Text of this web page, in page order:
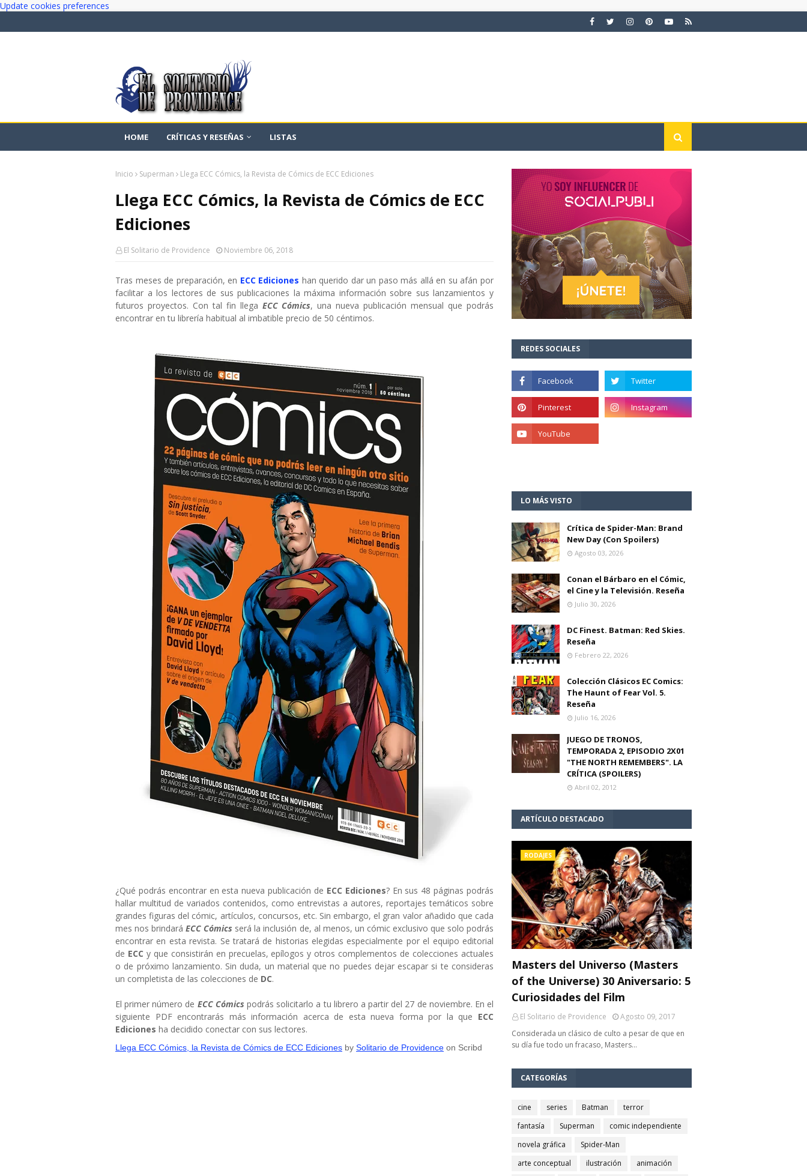
Update cookies preferences
HOME CRÍTICAS Y RESEÑAS LISTAS
Inicio Superman Llega ECC Cómics, la Revista de Cómics de ECC Ediciones
Llega ECC Cómics, la Revista de Cómics de ECC
Ediciones
El Solitario de Providence Noviembre 06, 2018
Tras meses de preparación, en ECC Ediciones han querido dar un paso más allá en su afán por
facilitar a los lectores de sus publicaciones la máxima información sobre sus lanzamientos y
futuros proyectos. Con tal fin llega ECC Cómics, una nueva publicación mensual que podrás
encontrar en tu librería habitual al imbatible precio de 50 céntimos.
¿Qué podrás encontrar en esta nueva publicación de ECC Ediciones? En sus 48 páginas podrás
hallar multitud de variados contenidos, como entrevistas a autores, reportajes temáticos sobre
grandes figuras del cómic, artículos, concursos, etc. Sin embargo, el gran valor añadido que cada
mes nos brindaráECC Cómics será la inclusión de, al menos, un cómic exclusivo que solo podrás
encontrar en esta revista. Se tratará de historias elegidas especialmente por el equipo editorial
de ECC y que consistirán en precuelas, epílogos y otros complementos de colecciones actuales
o de próximo lanzamiento. Sin duda, un material que no puedes dejar escapar si te consideras
un completista de las colecciones de DC.
El primer número de ECC Cómics podrás solicitarlo a tu librero a partir del 27 de noviembre. En el
siguiente PDF encontrarás más información acerca de esta nueva forma por la que ECC
Ediciones ha decidido conectar con sus lectores.
Llega ECC Cómics, la Revista de Cómics de ECC Ediciones by Solitario de Providence on Scribd
REDES SOCIALES
LO MÁS VISTO
Crítica de Spider-Man: Brand
New Day (Con Spoilers)
Agosto 03, 2026
Conan el Bárbaro en el Cómic,
el Cine y la Televisión. Reseña
Julio 30, 2026
DC Finest. Batman: Red Skies.
Reseña
Febrero 22, 2026
Colección Clásicos EC Comics:
The Haunt of Fear Vol. 5.
Reseña
Julio 16, 2026
JUEGO DE TRONOS,
TEMPORADA 2, EPISODIO 2X01
"THE NORTH REMEMBERS". LA
CRÍTICA (SPOILERS)
Abril 02, 2012
ARTÍCULO DESTACADO
RODAJES
Masters del Universo (Masters
of the Universe) 30 Aniversario: 5
Curiosidades del Film
El Solitario de Providence
Agosto 09, 2017
Considerada un clásico de culto a pesar de que en
su día fue todo un fracaso, Masters…
CATEGORÍAS
cine series Batman
terror
fantasía
Superman
comic independiente
novela gráfica
Spider-Man
arte conceptual
ilustración
animación